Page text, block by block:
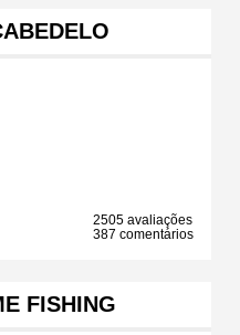
2505 avaliações
387 comentários
FISHING